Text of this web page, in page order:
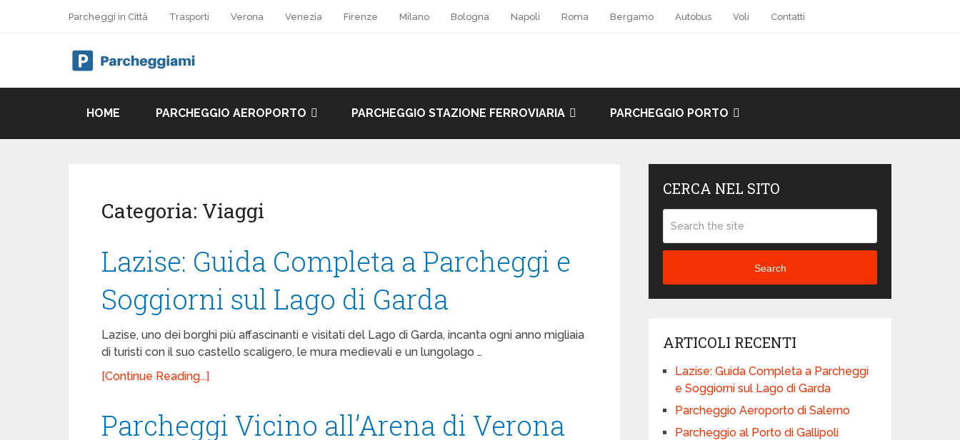
Parcheggi in Città Trasporti Verona Venezia Firenze Milano Bologna Napoli Roma Bergamo Autobus Voli Contatti
HOME PARCHEGGIO AEROPORTO PARCHEGGIO STAZIONE FERROVIARIA PARCHEGGIO PORTO
Categoria: Viaggi
Lazise: Guida Completa a Parcheggi e
Soggiorni sul Lago di Garda
Lazise, uno dei borghi più affascinanti e visitati del Lago di Garda, incanta ogni anno migliaia
di turisti con il suo castello scaligero, le mura medievali e un lungolago …
[Continue Reading...]
Parcheggi Vicino all’Arena di Verona
CERCA NEL SITO
Search
ARTICOLI RECENTI
Lazise: Guida Completa a Parcheggi
e Soggiorni sul Lago di Garda
Parcheggio Aeroporto di Salerno
Parcheggio al Porto di Gallipoli